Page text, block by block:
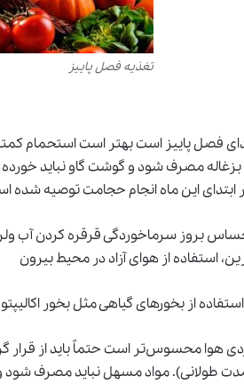
تغذیه فصل پاییز
فصل پاییز است بهتر است استحمام
مصرف شود و گوشت گاو نباید
این ماه انجام حجامت توصیه شده
بروز سرماخوردگی قرقره کردن آب
استفاده از هوای آزاد در محیط بیرون
از بخورهای گیاهی مثل بخور
هوا محسوس‌تر است حتماً باید از قرار
طولانی). مواد مسهل نباید مصرف